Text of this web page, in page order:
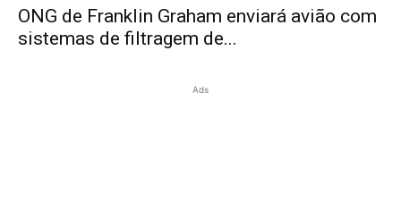
ONG de Franklin Graham enviará avião com
sistemas de filtragem de...
Ads